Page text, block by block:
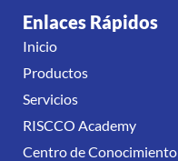
Enlaces Rápidos
Inicio
Productos
Servicios
RISCCO Academy
Centro de Conocimiento